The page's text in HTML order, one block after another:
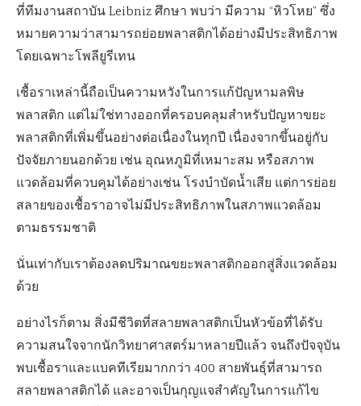
ที่ทีมงานสถาบัน Leibniz ศึกษา พบว่า มีความ “หิวโหย” ซึ่ง
หมายความว่าสามารถย่อยพลาสติกได้อย่างมีประสิทธิภาพ
โดยเฉพาะโพลียูรีเทน
เชื้อราเหล่านี้ถือเป็นความหวังในการแก้ปัญหามลพิษ
พลาสติก แต่ไม่ใช่ทางออกที่ครอบคลุมสำหรับปัญหาขยะ
พลาสติกที่เพิ่มขึ้นอย่างต่อเนื่องในทุกปี เนื่องจากขึ้นอยู่กับ
ปัจจัยภายนอกด้วย เช่น อุณหภูมิที่เหมาะสม หรือสภาพ
แวดล้อมที่ควบคุมได้อย่างเช่น โรงบำบัดน้ำเสีย แต่การย่อย
สลายของเชื้อราอาจไม่มีประสิทธิภาพในสภาพแวดล้อม
ตามธรรมชาติ
นั่นเท่ากับเราต้องลดปริมาณขยะพลาสติกออกสู่สิ่งแวดล้อม
ด้วย
อย่างไรก็ตาม สิ่งมีชีวิตที่สลายพลาสติกเป็นหัวข้อที่ได้รับ
ความสนใจจากนักวิทยาศาสตร์มาหลายปีแล้ว จนถึงปัจจุบัน
พบเชื้อราและแบคทีเรียมากกว่า 400 สายพันธุ์ที่สามารถ
สลายพลาสติกได้ และอาจเป็นกุญแจสำคัญในการแก้ไข